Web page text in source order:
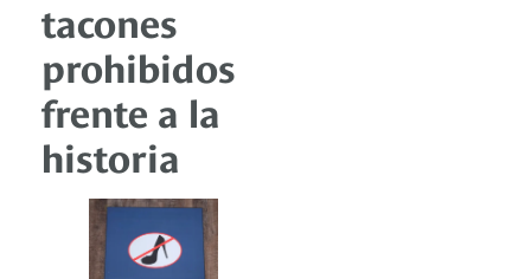
tacones
prohibidos
frente a la
historia